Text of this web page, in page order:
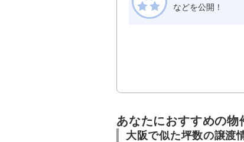
などを公開！
あなたにおすすめの物
大阪で似た坪数の譲渡